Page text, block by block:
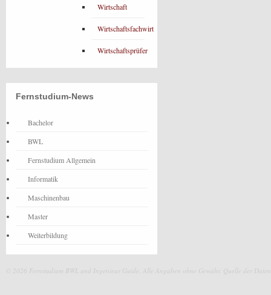
Wirtschaft
Wirtschaftsfachwirt
Wirtschaftsprüfer
Fernstudium-News
Bachelor
BWL
Fernstudium Allgemein
Informatik
Maschinenbau
Master
Weiterbildung
© 2026 Fernstudium BWL und Ingenieur Guide. Alle Angaben ohne Gewähr. Quelle der